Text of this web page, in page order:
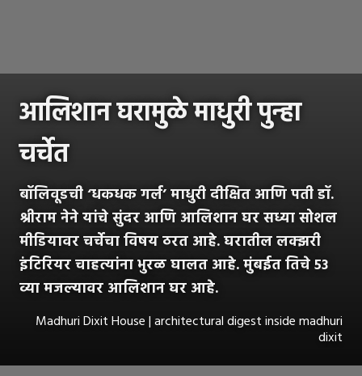
आलिशान घरामुळे माधुरी पुन्हा
चर्चेत
बॉलिवूडची ‘धकधक गर्ल’ माधुरी दीक्षित आणि पती डॉ.
श्रीराम नेने यांचे सुंदर आणि आलिशान घर सध्या सोशल
मीडियावर चर्चेचा विषय ठरत आहे. घरातील लक्झरी
इंटिरियर चाहत्यांना भुरळ घालत आहे. मुंबईत तिचे ५३
व्या मजल्यावर आलिशान घर आहे.
Madhuri Dixit House | architectural digest inside madhuri
dixit